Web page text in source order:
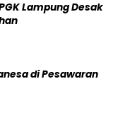
Lampung Desak
di Pesawaran